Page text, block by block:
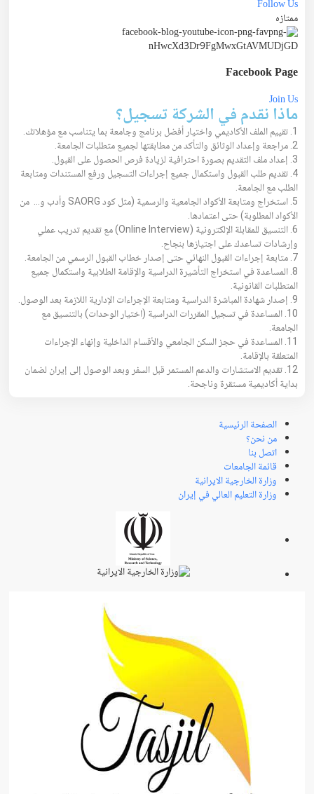
Follow Us
ممتازه
Facebook Page
Join Us
ماذا نقدم في الشركة تسجيل؟
1. تقييم الملف الأكاديمي واختيار أفضل برنامج وجامعة بما يتناسب مع مؤهلاتك.
2. مراجعة وإعداد الوثائق والتأكد من مطابقتها لجميع متطلبات الجامعة.
3. إعداد ملف التقديم بصورة احترافية لزيادة فرص الحصول على القبول.
4. تقديم طلب القبول واستكمال جميع إجراءات التسجيل ورفع المستندات ومتابعة
الطلب مع الجامعة.
5. استخراج ومتابعة الأكواد الجامعية والرسمية (مثل كود SAORG وأدب و… من
الأكواد المطلوبة) حتى اعتمادها.
6. التنسيق للمقابلة الإلكترونية (Online Interview) مع تقديم تدريب عملي
وإرشادات تساعدك على اجتيازها بنجاح.
7. متابعة إجراءات القبول النهائي حتى إصدار خطاب القبول الرسمي من الجامعة.
8. المساعدة في استخراج التأشيرة الدراسية والإقامة الطلابية واستكمال جميع
المتطلبات القانونية.
9. إصدار شهادة المباشرة الدراسية ومتابعة الإجراءات الإدارية اللازمة بعد الوصول.
10. المساعدة في تسجيل المقررات الدراسية (اختيار الوحدات) بالتنسيق مع
الجامعة.
11. المساعدة في حجز السكن الجامعي والأقسام الداخلية وإنهاء الإجراءات
المتعلقة بالإقامة.
12. تقديم الاستشارات والدعم المستمر قبل السفر وبعد الوصول إلى إيران لضمان
بداية أكاديمية مستقرة وناجحة.
الصفحة الرئيسية
من نحن؟
اتصل بنا
قائمة الجامعات
وزارة الخارجية الايرانية
وزارة التعليم العالي في إيران